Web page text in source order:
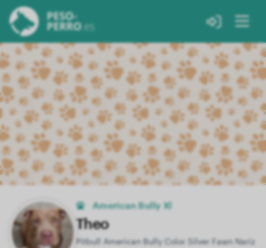
American Bully Xl
Theo
Pitbull American Bully Color Silver Fawn Nariz